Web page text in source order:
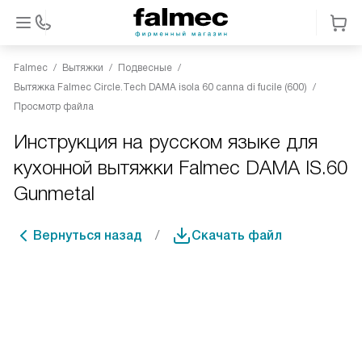
Falmec Вытяжки
Подвесные
Вытяжка Falmec Circle.Tech DAMA isola 60 canna di fucile (600)
Просмотр файла
Инструкция на русском языке для
кухонной вытяжки Falmec DAMA IS.60
Gunmetal
Вернуться назад Скачать файл